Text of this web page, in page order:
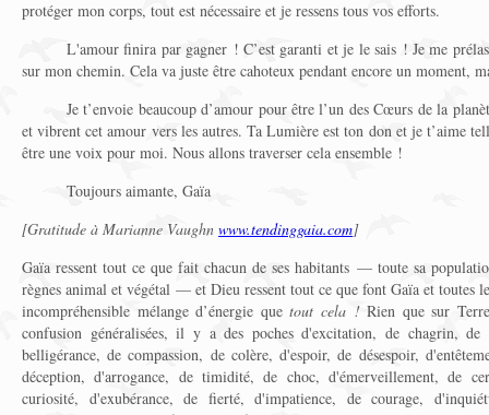
protéger mon corps, tout est nécessaire et je ressens tous vos efforts.
L'amour finira par gagner ! C’est garanti et je le sais ! Je me
sur mon chemin. Cela va juste être cahoteux pendant encore un moment,
Je t’envoie beaucoup d’amour pour être l’un des Cœurs de la
et vibrent cet amour vers les autres. Ta Lumière est ton don et je t’aime
être une voix pour moi. Nous allons traverser cela ensemble !
Toujours aimante, Gaïa
[Gratitude à Marianne Vaughn www.tendinggaia.com]
Gaïa ressent tout ce que fait chacun de ses habitants — toute sa
règnes animal et végétal — et Dieu ressent tout ce que font Gaïa et toutes
incompréhensible mélange d’énergie quetout cela !Rien que sur
confusion généralisées, il y a des poches d'excitation, de chagrin,
belligérance, de compassion, de colère, d'espoir, de désespoir,
déception, d'arrogance, de timidité, de choc, d'émerveillement, de
curiosité, d'exubérance, de fierté, d'impatience, de courage,